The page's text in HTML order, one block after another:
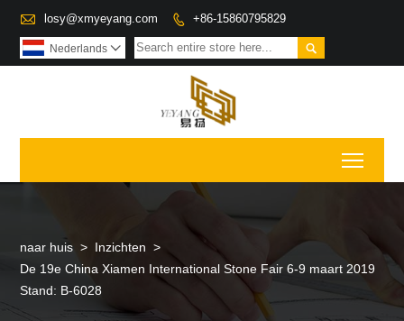
 losy@xmyeyang.com  +86-15860795829

Nederlands 
naar huis > Inzichten >
De 19e China Xiamen International Stone Fair 6-9 maart 2019
Stand: B-6028